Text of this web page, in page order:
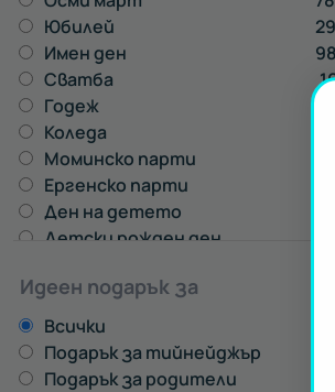
Юбилей
Имен ден
Сватба
Годеж
244
Коледа
Моминско парти
Ергенско парти
Ден на детето
Детски рожден ден
Идеен подарък за
Всички
Подарък за тийнейджър
Подарък за родители